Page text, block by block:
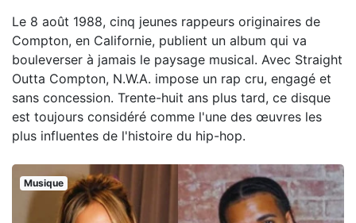
Le 8 août 1988, cinq jeunes rappeurs originaires de
Compton, en Californie, publient un album qui va
bouleverser à jamais le paysage musical. Avec Straight
Outta Compton, N.W.A. impose un rap cru, engagé et
sans concession. Trente-huit ans plus tard, ce disque
est toujours considéré comme l'une des œuvres les
plus influentes de l'histoire du hip-hop.
Musique